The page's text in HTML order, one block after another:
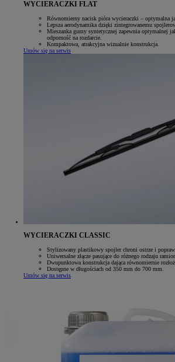
WYCIERACZKI FLAT
Równomierny nacisk pióra wycieraczki – optymalna
Lepsza aerodynamika dzięki zintegrowanemu
Mieszanka gumy syntetycznej zapewnia optymalnej
odporność na rozdarcie.
Kompaktowa, atrakcyjna wizualnie konstrukcja.
Umów się na serwis
WYCIERACZKI CLASSIC
Stylizowany plastikowy spojler chroni ostrze i
Uniwersalne złącze pasujące do różnego rodzaju
Dwupunktowa konstrukcja dająca równomiernie
Dostępne w długościach od 350 mm do 700 mm.
Umów się na serwis